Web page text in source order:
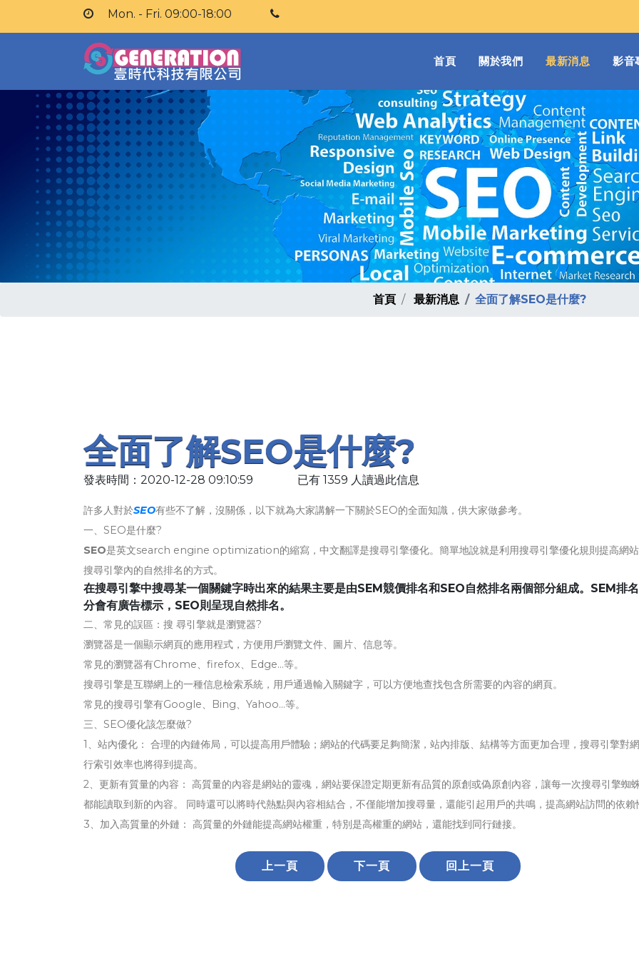
Mon. - Fri. 09:00-18:00
首頁(current)
關於我們 最新消息 影音
首頁 最新消息 全面了解SEO是什麼?
全面了解SEO是什麼?
發表時間：2020-12-28 09:10:59 已有 1359 人讀過此信息
許多人對於SEO有些不了解，沒關係，以下就為大家講解一下關於SEO的全面知識，供大家做參考。
一、SEO是什麼?
SEO是英文search engine optimization的縮寫，中文翻譯是搜尋引擎優化。簡單地說就是利用搜尋引擎優化規則提高網
搜尋引擎內的自然排名的方式。
在搜尋引擎中搜尋某一個關鍵字時出來的結果主要是由SEM競價排名和SEO自然排名兩個部分組成。SEM排
分會有廣告標示，SEO則呈現自然排名。
二、常見的誤區：搜 尋引擎就是瀏覽器?
瀏覽器是一個顯示網頁的應用程式，方便用戶瀏覽文件、圖片、信息等。
常見的瀏覽器有Chrome、firefox、Edge...等。
搜尋引擎是互聯網上的一種信息檢索系統，用戶通過輸入關鍵字，可以方便地查找包含所需要的內容的網頁。
常見的搜尋引擎有Google、Bing、Yahoo...等。
三、SEO優化該怎麼做?
1、站內優化： 合理的內鏈佈局，可以提高用戶體驗；網站的代碼要足夠簡潔，站內排版、結構等方面更加合理，搜尋引擎對
行索引效率也將得到提高。
2、更新有質量的內容： 高質量的內容是網站的靈魂，網站要保證定期更新有品質的原創或偽原創內容，讓每一次搜尋引擎蜘
都能讀取到新的內容。 同時還可以將時代熱點與內容相結合，不僅能增加搜尋量，還能引起用戶的共鳴，提高網站訪問的依賴
3、加入高質量的外鏈： 高質量的外鏈能提高網站權重，特別是高權重的網站，還能找到同行鏈接。
上一頁 下一頁 回上一頁